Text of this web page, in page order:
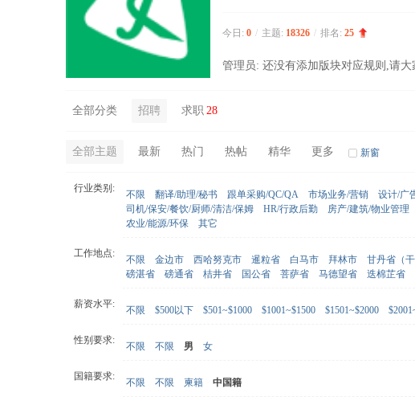
今日: 0 / 主题: 18326 / 排名: 25
管理员: 还没有添加版块对应规则,请
全部分类 招聘 求职 28
全部主题 最新 热门 热帖 精华 更多 新窗
行业类别:
不限 翻译/助理/秘书 跟单采购/QC/QA 市场业务/营销 设计/广
司机/保安/餐饮/厨师/清洁/保姆
HR/行政后勤 房产/建筑/物业管理
农业/能源/环保
其它
工作地点:
不限 金边市 西哈努克市 暹粒省 白马市 拜林市 甘丹省（干
磅湛省
磅通省 桔井省 国公省 菩萨省 马德望省 迭棉芷省
薪资水平:
不限 $500以下 $501~$1000 $1001~$1500 $1501~$2000
性别要求:
不限 不限 男 女
国籍要求:
不限 不限 柬籍 中国籍